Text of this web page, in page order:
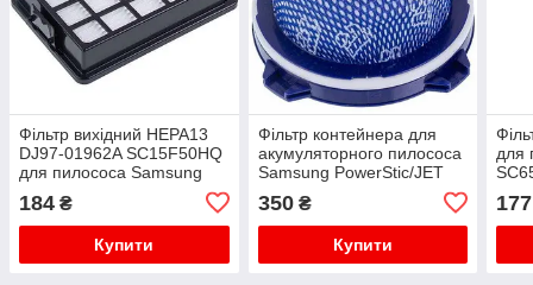
Фільтр вихідний HEPA13
DJ97-01962A SC15F50HQ
для пилососа Samsung
184 ₴
Купити
Фільтр контейнера для
акумуляторного пилососа
Samsung PowerStic/JET
350₴
Купити
для
177